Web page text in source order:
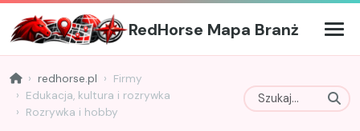
RedHorse Mapa Branż
redhorse.pl
Firmy
Edukacja, kultura i rozrywka
Rozrywka i hobby